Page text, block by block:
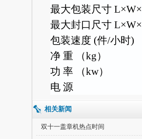
最大包装尺寸
最大封口尺寸
包装速度 (件/小时)
净 重 （kg）
功 率 （kw）
电 源
相关新闻
双十一盖章机热点时间